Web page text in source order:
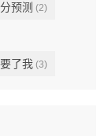
预测 (2)
了我 (3)